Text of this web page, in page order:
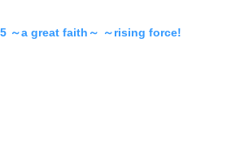
～a great faith～ ～rising force!